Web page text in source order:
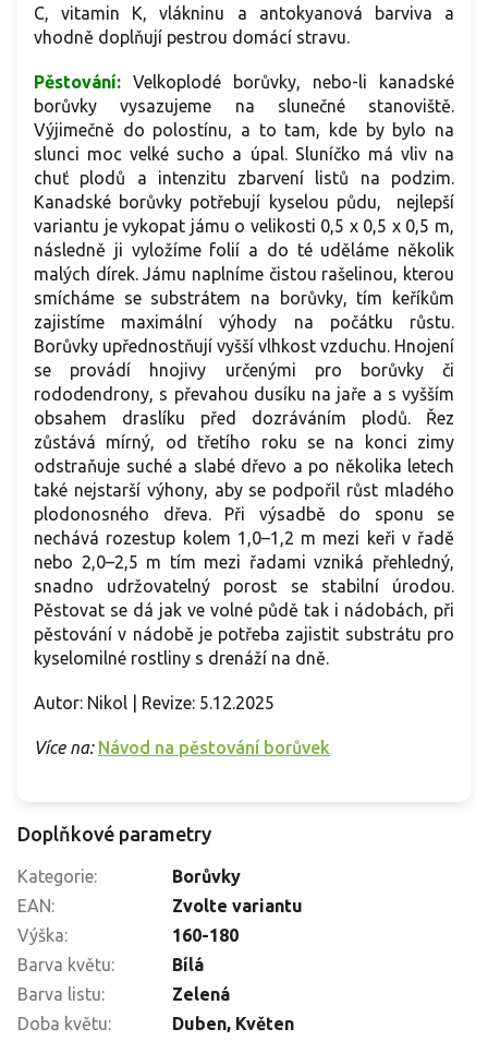
C, vitamin K, vlákninu a antokyanová barviva a
vhodně doplňují pestrou domácí stravu.
Pěstování: Velkoplodé borůvky, nebo-li kanadské
borůvky vysazujeme na slunečné stanoviště.
Výjimečně do polostínu, a to tam, kde by bylo na
slunci moc velké sucho a úpal. Sluníčko má vliv na
chuť plodů a intenzitu zbarvení listů na podzim.
Kanadské borůvky potřebují kyselou půdu, nejlepší
variantu je vykopat jámu o velikosti 0,5 x 0,5 x 0,5 m,
následně ji vyložíme folií a do té uděláme několik
malých dírek. Jámu naplníme čistou rašelinou, kterou
smícháme se substrátem na borůvky, tím keříkům
zajistíme maximální výhody na počátku růstu.
Borůvky upřednostňují vyšší vlhkost vzduchu. Hnojení
se provádí hnojivy určenými pro borůvky či
rododendrony, s převahou dusíku na jaře a s vyšším
obsahem draslíku před dozráváním plodů. Řez
zůstává mírný, od třetího roku se na konci zimy
odstraňuje suché a slabé dřevo a po několika letech
také nejstarší výhony, aby se podpořil růst mladého
plodonosného dřeva. Při výsadbě do sponu se
nechává rozestup kolem 1,0–1,2 m mezi keři v řadě
nebo 2,0–2,5 m tím mezi řadami vzniká přehledný,
snadno udržovatelný porost se stabilní úrodou.
Pěstovat se dá jak ve volné půdě tak i nádobách, při
pěstování v nádobě je potřeba zajistit substrátu pro
kyselomilné rostliny s drenáží na dně.
Autor: Nikol | Revize: 5.12.2025
Více na: Návod na pěstování borůvek
Doplňkové parametry
Kategorie:
Borůvky
EAN:
Zvolte variantu
Výška:
160-180
Barva květu:
Bílá
Barva listu:
Zelená
Doba květu:
Duben, Květen